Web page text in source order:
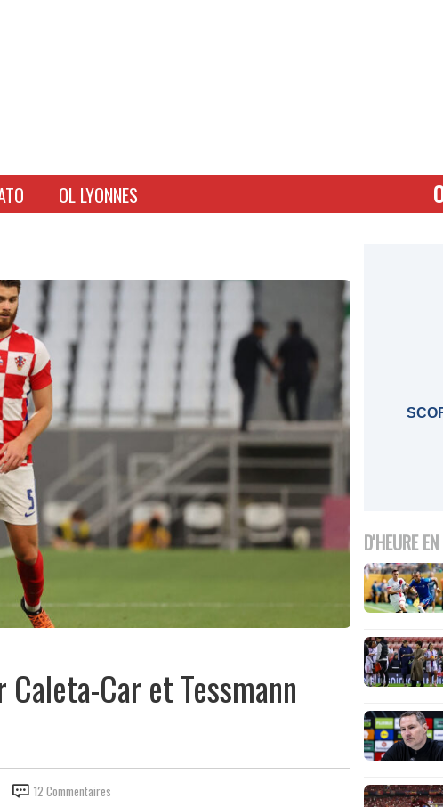
OL LYONNES
Car et Tessmann
12 Commentaires
D'HEURE